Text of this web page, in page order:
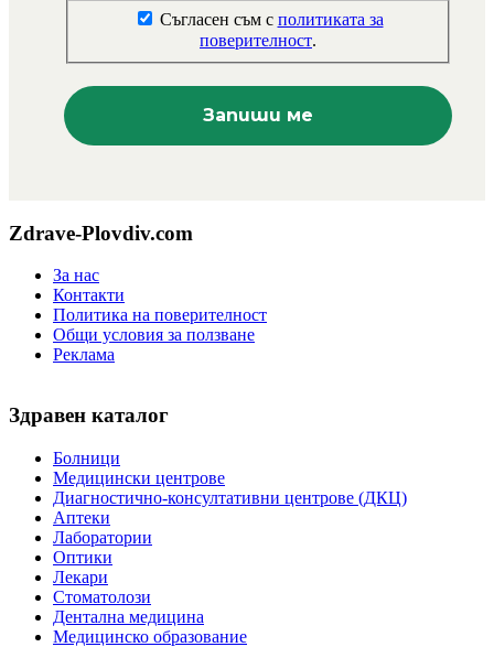
Съгласен съм с политиката за
поверителност.
Zdrave-Plovdiv.com
За нас
Контакти
Политика на поверителност
Общи условия за ползване
Реклама
Здравен каталог
Болници
Медицински центрове
Диагностично-консултативни центрове (ДКЦ)
Аптеки
Лаборатории
Оптики
Лекари
Стоматолози
Дентална медицина
Медицинско образование